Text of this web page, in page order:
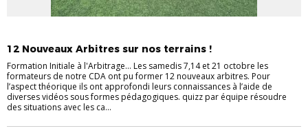
12 Nouveaux Arbitres sur nos terrains !
Formation Initiale à l'Arbitrage... Les samedis 7,14 et 21 octobre les
formateurs de notre CDA ont pu former 12 nouveaux arbitres. Pour
l’aspect théorique ils ont approfondi leurs connaissances à l’aide de
diverses vidéos sous formes pédagogiques. quizz par équipe résoudre
des situations avec les ca...